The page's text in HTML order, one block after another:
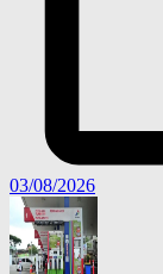
03/08/2026